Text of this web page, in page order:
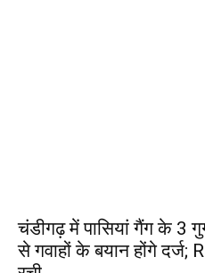
चंडीगढ़ में पासियां गैंग के 3
से गवाहों के बयान होंगे दर्ज;